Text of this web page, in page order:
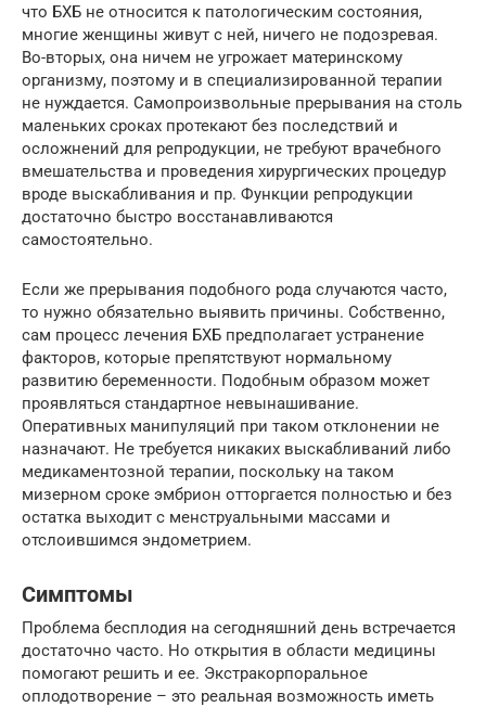
что БХБ не относится к патологическим состояния,
многие женщины живут с ней, ничего не подозревая.
Во-вторых, она ничем не угрожает материнскому
организму, поэтому и в специализированной терапии
не нуждается. Самопроизвольные прерывания на столь
маленьких сроках протекают без последствий и
осложнений для репродукции, не требуют врачебного
вмешательства и проведения хирургических процедур
вроде выскабливания и пр. Функции репродукции
достаточно быстро восстанавливаются
самостоятельно.
Если же прерывания подобного рода случаются часто,
то нужно обязательно выявить причины. Собственно,
сам процесс лечения БХБ предполагает устранение
факторов, которые препятствуют нормальному
развитию беременности. Подобным образом может
проявляться стандартное невынашивание.
Оперативных манипуляций при таком отклонении не
назначают. Не требуется никаких выскабливаний либо
медикаментозной терапии, поскольку на таком
мизерном сроке эмбрион отторгается полностью и без
остатка выходит с менструальными массами и
отслоившимся эндометрием.
Симптомы
Проблема бесплодия на сегодняшний день встречается
достаточно часто. Но открытия в области медицины
помогают решить и ее. Экстракорпоральное
оплодотворение – это реальная возможность иметь